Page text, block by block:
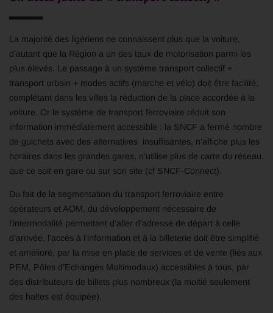
La majorité des ligériens ne connaissent plus que la voiture,
d’autant que la Région a un des taux de motorisation parmi les
plus élevés. Le passage à un système transport collectif +
transport urbain + modes actifs (marche et vélo) doit être facilité,
complétant dans les villes la réduction de la place accordée à la
voiture. Or le système de transport ferroviaire réduit son
information immédiatement accessible : la SNCF a fermé nombre
de guichets avec des alternatives insuffisantes, n’affiche plus les
horaires dans les grandes gares, n’utilise plus de carte du réseau,
que ce soit en gare ou sur son site (cf SNCF-Connect).
Du fait de la segmentation du transport ferroviaire entre
opérateurs et AOM, du développement nécessaire de
l’intermodalité permettant d’aller d’adresse de départ à celle
d’arrivée, l’accès à l’information et à la billeterie doit être simplifié
et amélioré, par la mise en place de services et de vente (liés aux
PEM, Pôles d’Echanges Multimodaux) accessibles à tous, par
des distributeurs de billets plus nombreux (la moitié seulement
des haltes est équipée).